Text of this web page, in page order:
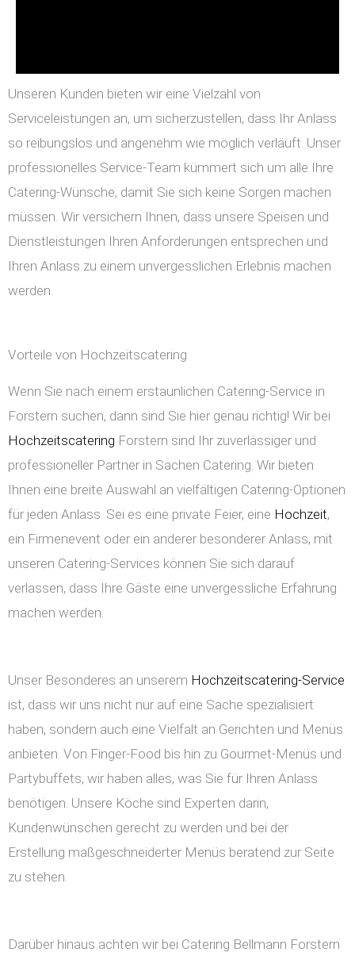
Unseren Kunden bieten wir eine Vielzahl von
Serviceleistungen an, um sicherzustellen, dass Ihr Anlass
so reibungslos und angenehm wie möglich verläuft. Unser
professionelles Service-Team kümmert sich um alle Ihre
Catering-Wünsche, damit Sie sich keine Sorgen machen
müssen. Wir versichern Ihnen, dass unsere Speisen und
Dienstleistungen Ihren Anforderungen entsprechen und
Ihren Anlass zu einem unvergesslichen Erlebnis machen
werden.
Vorteile von Hochzeitscatering
Wenn Sie nach einem erstaunlichen Catering-Service in
Forstern suchen, dann sind Sie hier genau richtig! Wir bei
Hochzeitscatering Forstern sind Ihr zuverlässiger und
professioneller Partner in Sachen Catering. Wir bieten
Ihnen eine breite Auswahl an vielfältigen Catering-Optionen
für jeden Anlass. Sei es eine private Feier, eine Hochzeit,
ein Firmenevent oder ein anderer besonderer Anlass, mit
unseren Catering-Services können Sie sich darauf
verlassen, dass Ihre Gäste eine unvergessliche Erfahrung
machen werden.
Unser Besonderes an unserem Hochzeitscatering-Service
ist, dass wir uns nicht nur auf eine Sache spezialisiert
haben, sondern auch eine Vielfalt an Gerichten und Menüs
anbieten. Von Finger-Food bis hin zu Gourmet-Menüs und
Partybuffets, wir haben alles, was Sie für Ihren Anlass
benötigen. Unsere Köche sind Experten darin,
Kundenwünschen gerecht zu werden und bei der
Erstellung maßgeschneiderter Menüs beratend zur Seite
zu stehen.
Darüber hinaus achten wir bei Catering Bellmann Forstern